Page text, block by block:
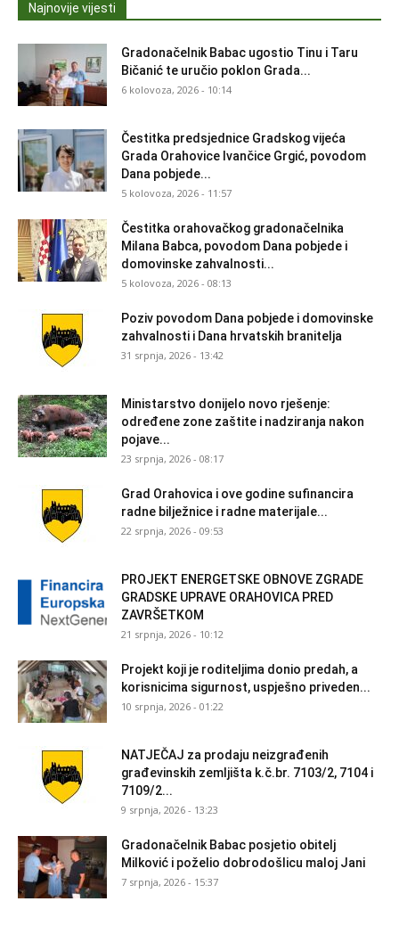
Najnovije vijesti
Gradonačelnik Babac ugostio Tinu i Taru
Bičanić te uručio poklon Grada...
6 kolovoza, 2026 - 10:14
Čestitka predsjednice Gradskog vijeća
Grada Orahovice Ivančice Grgić, povodom
Dana pobjede...
5 kolovoza, 2026 - 11:57
Čestitka orahovačkog gradonačelnika
Milana Babca, povodom Dana pobjede i
domovinske zahvalnosti...
5 kolovoza, 2026 - 08:13
Poziv povodom Dana pobjede i domovinske
zahvalnosti i Dana hrvatskih branitelja
31 srpnja, 2026 - 13:42
Ministarstvo donijelo novo rješenje:
određene zone zaštite i nadziranja nakon
pojave...
23 srpnja, 2026 - 08:17
Grad Orahovica i ove godine sufinancira
radne bilježnice i radne materijale...
22 srpnja, 2026 - 09:53
PROJEKT ENERGETSKE OBNOVE ZGRADE
GRADSKE UPRAVE ORAHOVICA PRED
ZAVRŠETKOM
21 srpnja, 2026 - 10:12
Projekt koji je roditeljima donio predah, a
korisnicima sigurnost, uspješno priveden...
10 srpnja, 2026 - 01:22
NATJEČAJ za prodaju neizgrađenih
građevinskih zemljišta k.č.br. 7103/2, 7104 i
7109/2...
9 srpnja, 2026 - 13:23
Gradonačelnik Babac posjetio obitelj
Milković i poželio dobrodošlicu maloj Jani
7 srpnja, 2026 - 15:37